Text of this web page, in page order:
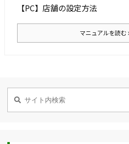
【PC】店舗の設定方法
マニュアルを読む